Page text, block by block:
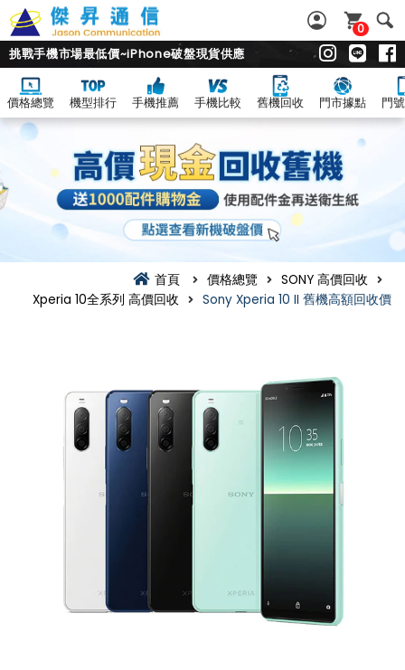
0
挑戰手機市場最低價~iPhone破盤現貨供應
價格總覽 機型排行 手機推薦 手機比較 舊機回收 門市據點 門
首頁 價格總覽
SONY 高價回收
Xperia 10全系列 高價回收
Sony Xperia 10 II 舊機高額回收價